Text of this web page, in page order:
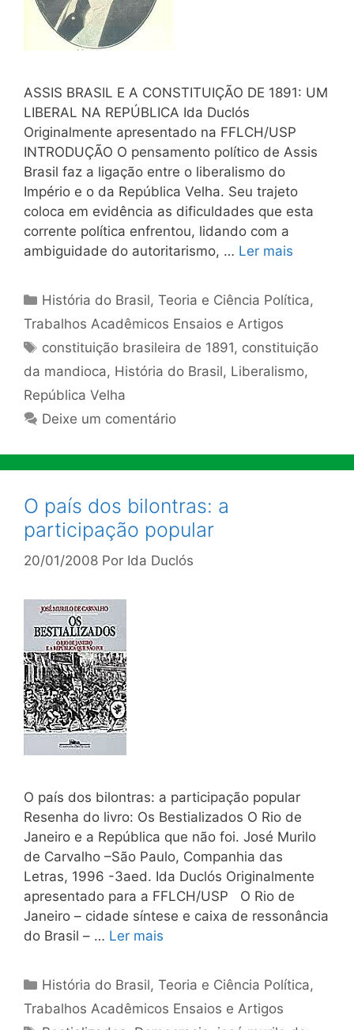
ASSIS BRASIL E A CONSTITUIÇÃO DE 1891: UM
LIBERAL NA REPÚBLICA Ida Duclós
Originalmente apresentado na FFLCH/USP
INTRODUÇÃO O pensamento político de Assis
Brasil faz a ligação entre o liberalismo do
Império e o da República Velha. Seu trajeto
coloca em evidência as dificuldades que esta
corrente política enfrentou, lidando com a
ambiguidade do autoritarismo, … Ler mais
Categorias
História do Brasil,Teoria e Ciência Política,
Trabalhos Acadêmicos Ensaios e Artigos
Tags
constituição brasileira de 1891, constituição
da mandioca, História do Brasil, Liberalismo,
República Velha
Deixe um comentário
O país dos bilontras: a
participação popular
20/01/2008 Por Ida Duclós
O país dos bilontras: a participação popular
Resenha do livro: Os Bestializados O Rio de
Janeiro e a República que não foi. José Murilo
de Carvalho –São Paulo, Companhia das
Letras, 1996 -3aed. Ida Duclós Originalmente
apresentado para a FFLCH/USP O Rio de
Janeiro – cidade síntese e caixa de ressonância
do Brasil – … Ler mais
Categorias
História do Brasil,Teoria e Ciência Política,
Trabalhos Acadêmicos Ensaios e Artigos